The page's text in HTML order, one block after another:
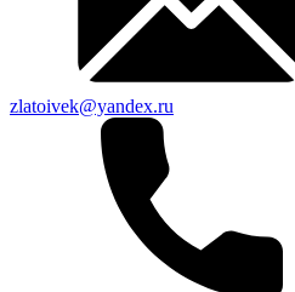
zlatoivek@yandex.ru